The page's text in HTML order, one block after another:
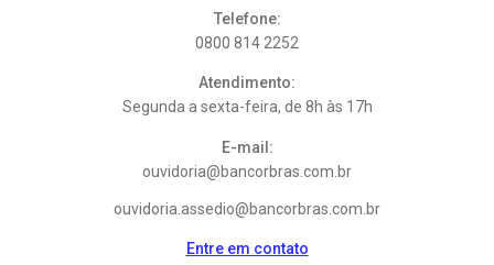
Telefone:
0800 814 2252
Atendimento:
Segunda a sexta-feira, de 8h às 17h
E-mail:
ouvidoria@bancorbras.com.br
ouvidoria.assedio@bancorbras.com.br
Entre em contato